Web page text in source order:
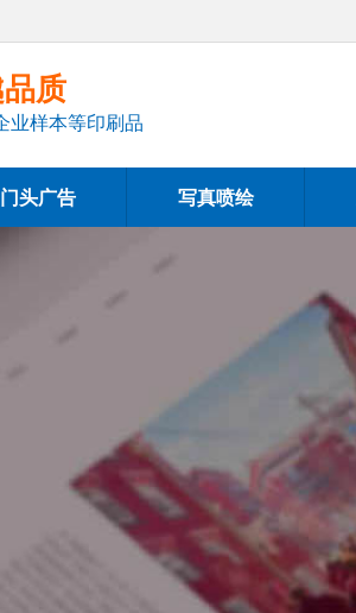
质
业样本等印刷品
门头广告 写真喷绘